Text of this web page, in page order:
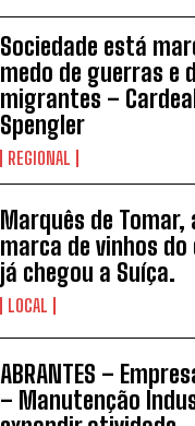
INSCREVER
Sociedade está
medo de guerras e
migrantes –
Spengler
REGIONAL
Marquês de Tomar,
marca de vinhos do
já chegou a Suíça.
LOCAL
ABRANTES –
– Manutenção